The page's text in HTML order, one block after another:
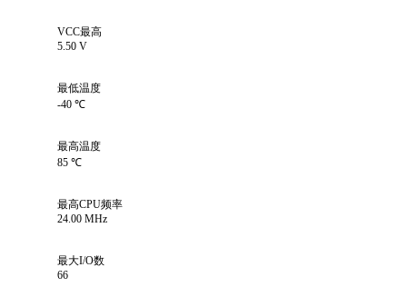
VCC最高
5.50 V
最低温度
-40 ℃
最高温度
85 ℃
最高CPU频率
24.00 MHz
最大I/O数
66